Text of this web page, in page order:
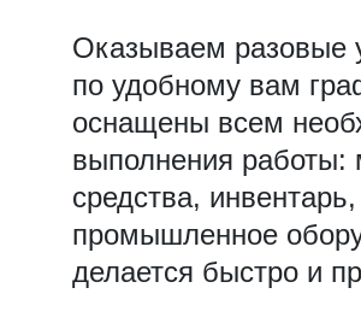
мойка окон в офисе
полировка гранита
уборка уборка после
уборка квартиры
Оказываем разовые
по удобному вам
оснащены всем
выполнения
средства,
промышленное
делается быстро и